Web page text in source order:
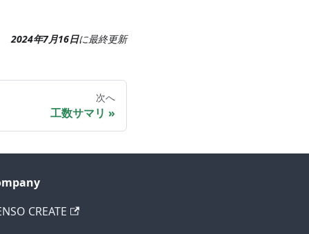
2024年7月16日に最終更新
次へ
工数サマリ
CREATE